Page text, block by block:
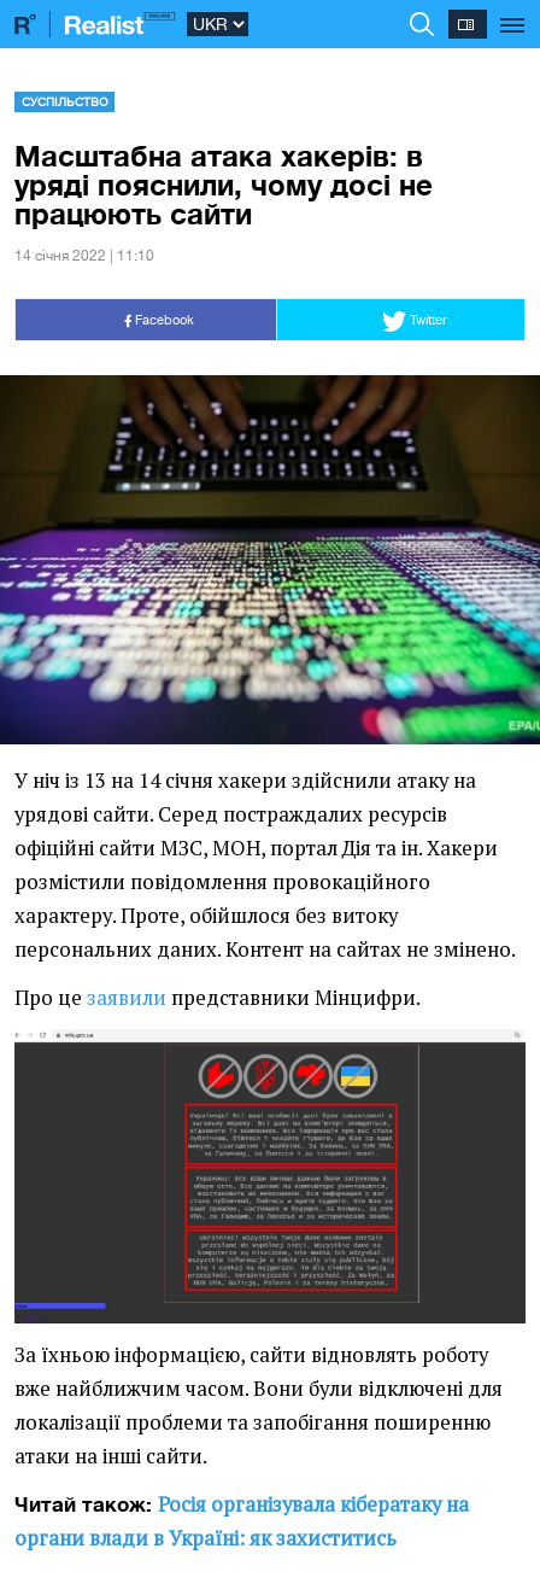
СУСПІЛЬСТВО
Масштабна атака хакерів: в
уряді пояснили, чому досі не
працюють сайти
14 сiчня 2022 | 11:10
Facebook Twitter
У ніч із 13 на 14 січня хакери здійснили атаку на
урядові сайти. Серед постраждалих ресурсів
офіційні сайти МЗС, МОН, портал Дія та ін. Хакери
розмістили повідомлення провокаційного
характеру. Проте, обійшлося без витоку
персональних даних. Контент на сайтах не змінено.
Про це заявили представники Мінцифри.
За їхньою інформацією, сайти відновлять роботу
вже найближчим часом. Вони були відключені для
локалізації проблеми та запобігання поширенню
атаки на інші сайти.
Читай також: Росія організувала кібератаку на
органи влади в Україні: як захиститись